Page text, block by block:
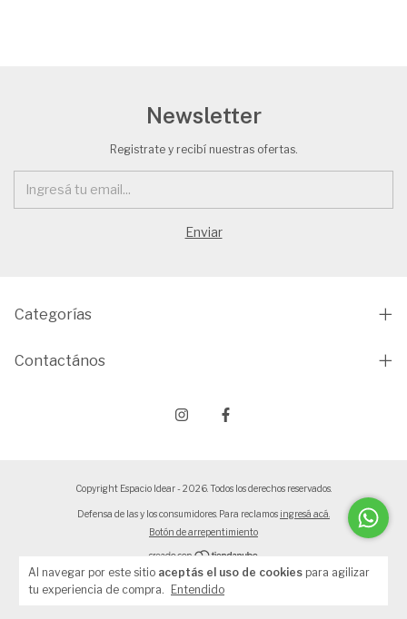
Al navegar por este sitio aceptás el uso de cookies para agilizar
tu experiencia de compra.
Entendido
Newsletter
Registrate y recibí nuestras ofertas.
Categorías
Contactános
Copyright Espacio Idear - 2026. Todos los derechos reservados.
Defensa de las y los consumidores. Para reclamos ingresá acá.
Botón de arrepentimiento